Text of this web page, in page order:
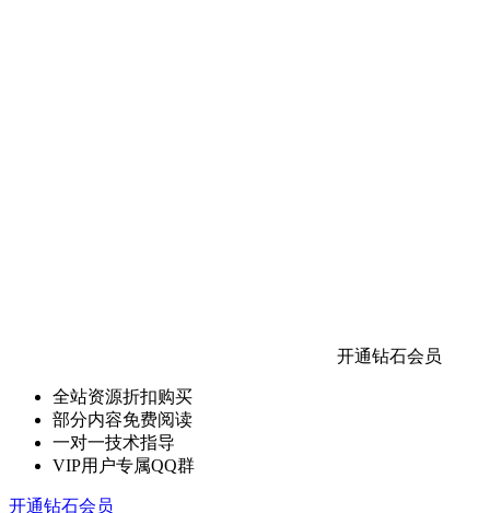
开通钻石会员
全站资源折扣购买
部分内容免费阅读
一对一技术指导
VIP用户专属QQ群
开通钻石会员